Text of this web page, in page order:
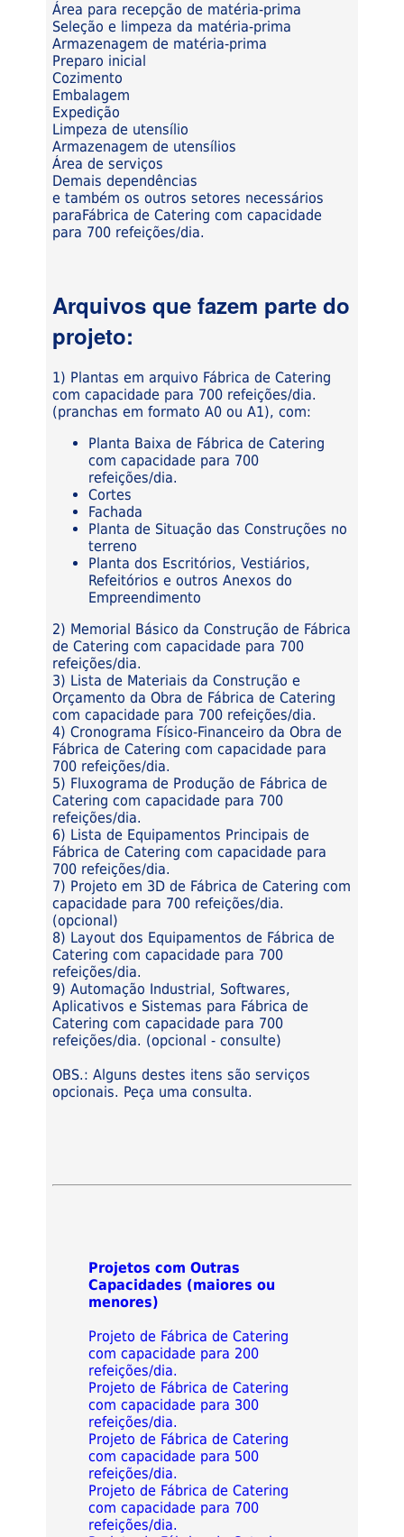
Área para recepção de matéria-prima
Seleção e limpeza da matéria-prima
Armazenagem de matéria-prima
Preparo inicial
Cozimento
Embalagem
Expedição
Limpeza de utensílio
Armazenagem de utensílios
Área de serviços
Demais dependências
e também os outros setores necessários
paraFábrica de Catering com capacidade
para 700 refeições/dia.
Arquivos que fazem parte do
projeto:
1) Plantas em arquivo Fábrica de Catering
com capacidade para 700 refeições/dia.
(pranchas em formato A0 ou A1), com:
Planta Baixa de Fábrica de Catering
com capacidade para 700
refeições/dia.
Cortes
Fachada
Planta de Situação das Construções no
terreno
Planta dos Escritórios, Vestiários,
Refeitórios e outros Anexos do
Empreendimento
2) Memorial Básico da Construção de Fábrica
de Catering com capacidade para 700
refeições/dia.
3) Lista de Materiais da Construção e
Orçamento da Obra de Fábrica de Catering
com capacidade para 700 refeições/dia.
4) Cronograma Físico-Financeiro da Obra de
Fábrica de Catering com capacidade para
700 refeições/dia.
5) Fluxograma de Produção de Fábrica de
Catering com capacidade para 700
refeições/dia.
6) Lista de Equipamentos Principais de
Fábrica de Catering com capacidade para
700 refeições/dia.
7) Projeto em 3D de Fábrica de Catering com
capacidade para 700 refeições/dia.
(opcional)
8) Layout dos Equipamentos de Fábrica de
Catering com capacidade para 700
refeições/dia.
9) Automação Industrial, Softwares,
Aplicativos e Sistemas para Fábrica de
Catering com capacidade para 700
refeições/dia. (opcional - consulte)
OBS.: Alguns destes itens são serviços
opcionais. Peça uma consulta.
Projetos com Outras
Capacidades (maiores ou
menores)
Projeto de Fábrica de Catering
com capacidade para 200
refeições/dia.
Projeto de Fábrica de Catering
com capacidade para 300
refeições/dia.
Projeto de Fábrica de Catering
com capacidade para 500
refeições/dia.
Projeto de Fábrica de Catering
com capacidade para 700
refeições/dia.